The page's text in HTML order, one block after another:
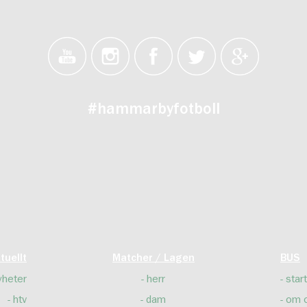
#hammarbyfotboll
htv
Matcher / Lagen
herr
dam
BUS
start
om